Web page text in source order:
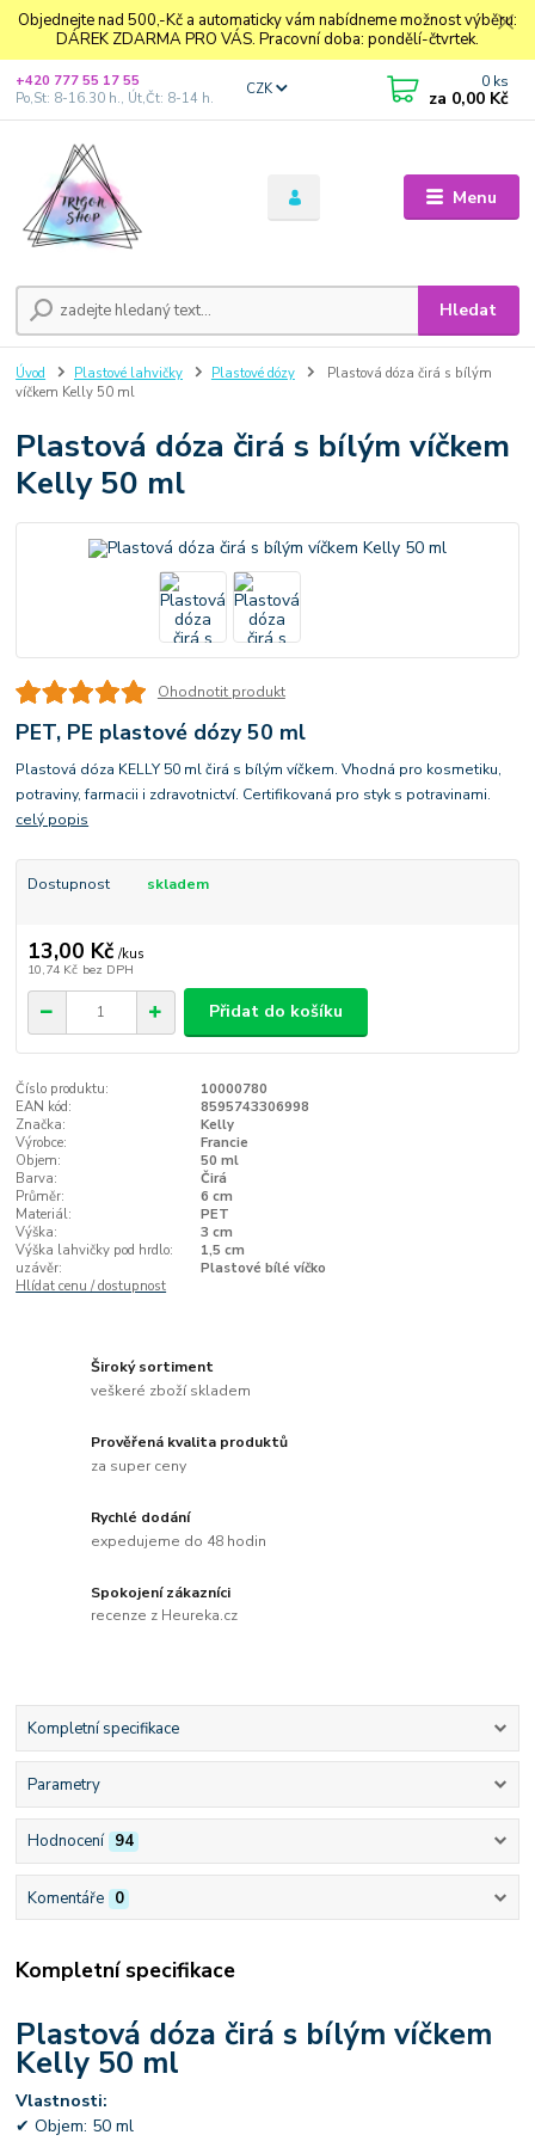
Objednejte nad 500,-Kč a automaticky vám nabídneme možnost výběru:
DÁREK ZDARMA PRO VÁS. Pracovní doba: pondělí-čtvrtek.
Menu
CZK
Hledat
+420 777 55 17 55
Po,St: 8-16.30 h., Út,Čt: 8-14 h.
0 ks
za 0,00 Kč
Úvod Plastové lahvičky Plastové dózy
Plastová dóza čirá s bílým
víčkem Kelly 50 ml
Plastová dóza čirá s bílým víčkem
Kelly 50 ml
Ohodnotit produkt
PET, PE plastové dózy 50 ml
Plastová dóza KELLY 50 ml čirá s bílým víčkem. Vhodná pro kosmetiku,
potraviny, farmacii i zdravotnictví. Certifikovaná pro styk s potravinami.
celý popis
Dostupnost skladem
13,00 Kč /kus
10,74 Kč bez DPH
Přidat do košíku
Číslo produktu:
10000780
EAN kód:
8595743306998
Značka:
Kelly
Výrobce:
Francie
Objem:
50 ml
Barva:
Čirá
Průměr:
6 cm
Materiál:
PET
Výška:
3 cm
Výška lahvičky pod hrdlo:
1,5 cm
uzávěr:
Plastové bílé víčko
Hlídat cenu / dostupnost
Široký sortiment
veškeré zboží skladem
Prověřená kvalita produktů
za super ceny
Rychlé dodání
expedujeme do 48 hodin
Spokojení zákazníci
recenze z Heureka.cz
Kompletní specifikace
Parametry
Hodnocení 94
Komentáře 0
Kompletní specifikace
Plastová dóza čirá s bílým víčkem
Kelly 50 ml
Vlastnosti:
✔ Objem: 50 ml